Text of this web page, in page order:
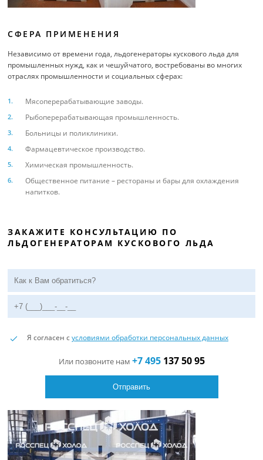
СФЕРА ПРИМЕНЕНИЯ
Независимо от времени года, льдогенераторы кускового льда для
промышленных нужд, как и чешуйчатого, востребованы во многих
отраслях промышленности и социальных сферах:
Мясоперерабатывающие заводы.
Рыбоперерабатывающая промышленность.
Больницы и поликлиники.
Фармацевтическое производство.
Химическая промышленность.
Общественное питание – рестораны и бары для охлаждения
напитков.
ЗАКАЖИТЕ КОНСУЛЬТАЦИЮ ПО
ЛЬДОГЕНЕРАТОРАМ КУСКОВОГО ЛЬДА
Я согласен сусловиями обработки персональных данных
Или позвоните нам +7 495137 50 95